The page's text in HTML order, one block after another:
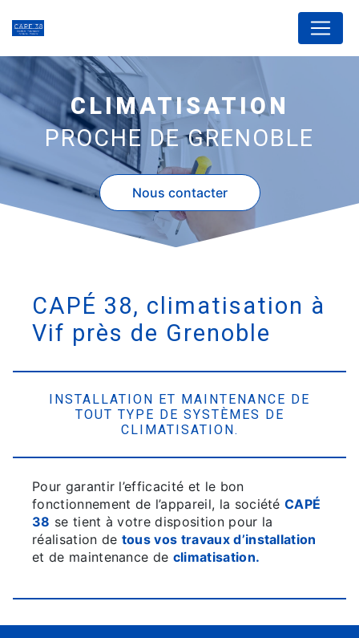
CLIMATISATION
PROCHE DE GRENOBLE
Nous contacter
CAPÉ 38, climatisation à
Vif près de Grenoble
INSTALLATION ET MAINTENANCE DE
TOUT TYPE DE SYSTÈMES DE
CLIMATISATION.
Pour garantir l’efficacité et le bon
fonctionnement de l’appareil, la sociétéCAPÉ
38 se tient à votre disposition pour la
réalisation de tous vos travaux d’installation
et de maintenance de climatisation.